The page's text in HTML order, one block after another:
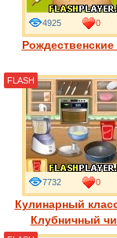
Рождественские
4925 0
Кулинарный
Клубничный
7732 0
FLASH